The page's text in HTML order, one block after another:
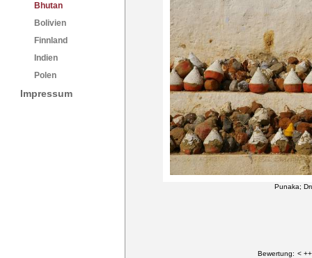
Bhutan
Bolivien
Finnland
Indien
Polen
Impressum
Punaka;
Bewertung: <